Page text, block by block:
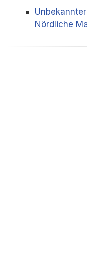
Nördliche